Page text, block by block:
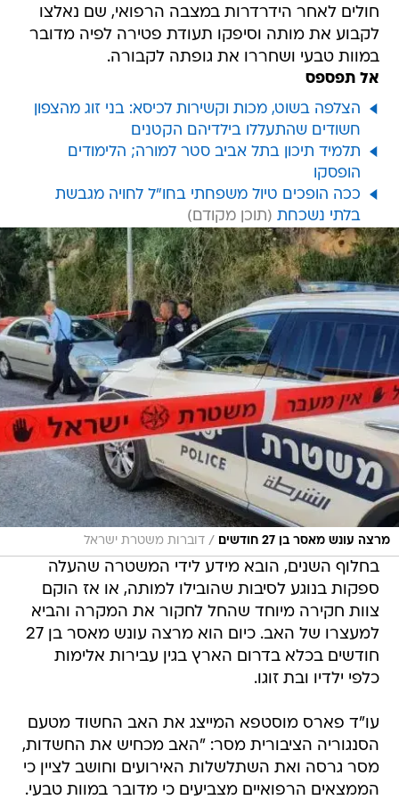
חולים לאחר הידרדרות במצבה הרפואי, שם נאלצו
לקבוע את מותה וסיפקו תעודת פטירה לפיה מדובר
במוות טבעי ושחררו את גופתה לקבורה.
אל תפספס
הצלפה בשוט, מכות וקשירות לכיסא: בני זוג מהצפון
חשודים שהתעללו בילדיהם הקטנים
תלמיד תיכון בתל אביב סטר למורה; הלימודים
הופסקו
ככה הופכים טיול משפחתי בחו"ל לחויה מגבשת
בלתי נשכחת
מרצה עונש מאסר בן 27 חודשים / דוברות משטרת ישראל
בחלוף השנים, הובא מידע לידי המשטרה שהעלה
ספקות בנוגע לסיבות שהובילו למותה, או אז הוקם
צוות חקירה מיוחד שהחל לחקור את המקרה והביא
למעצרו של האב. כיום הוא מרצה עונש מאסר בן 27
חודשים בכלא בדרום הארץ בגין עבירות אלימות
כלפי ילדיו ובת זוגו.
עו"ד פארס מוסטפא המייצג את האב החשוד מטעם
הסנגוריה הציבורית מסר: "האב מכחיש את החשדות,
מסר גרסה ואת השתלשלות האירועים וחושב לציין כי
הממצאים הרפואיים מצביעים כי מדובר במוות טבעי.